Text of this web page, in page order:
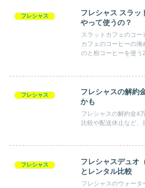
フレシャス
フレシャス スラッ
やって使うの？
スラットカフェのコー
カフェのコーヒーの淹
のと粉コーヒーを使う
フレシャス
フレシャスの解約
かも
フレシャスの解約金4
比較や配送休止など、
フレシャス
フレシャスデュオ
とレンタル比較
フレシャスのウォー